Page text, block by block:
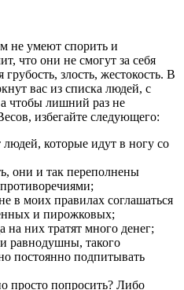
не умеют спорить и
что они не смогут за себя
злость, жестокость. В
вас из списка людей, с
чтобы лишний раз не
избегайте следующего:
которые идут в ногу со
они и так переполнены
в моих правилах соглашаться
и пирожковых;
них тратят много денег;
равнодушны, такого
постоянно подпитывать
просто попросить? Либо